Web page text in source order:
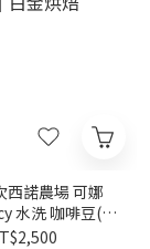
西諾農場 可娜
水洗 咖啡豆(半
白金烘焙